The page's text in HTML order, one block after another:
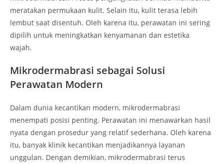
meratakan permukaan kulit. Selain itu, kulit terasa lebih
lembut saat disentuh. Oleh karena itu, perawatan ini sering
dipilih untuk meningkatkan kenyamanan dan estetika
wajah.
Mikrodermabrasi sebagai Solusi
Perawatan Modern
Dalam dunia kecantikan modern, mikrodermabrasi
menempati posisi penting. Perawatan ini menawarkan hasil
nyata dengan prosedur yang relatif sederhana. Oleh karena
itu, banyak klinik kecantikan menjadikannya layanan
unggulan. Dengan demikian, mikrodermabrasi terus